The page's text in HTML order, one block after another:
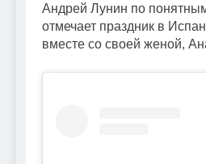
Андрей Лунин по
отмечает праздник в
вместе со своей женой,